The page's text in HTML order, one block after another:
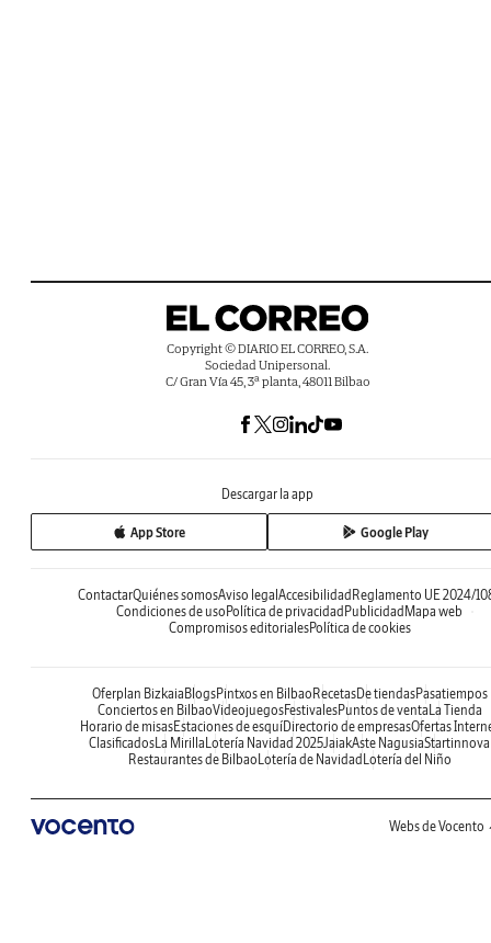
Copyright © DIARIO EL CORREO, S.A.
Sociedad Unipersonal.
C/ Gran Vía 45, 3ª planta, 48011 Bilbao
Descargar la app
App Store Google Play
ContactarQuiénes somosAviso legal Accesibilidad Reglamento UE 2024/
Condiciones de uso Política de privacidad Publicidad Mapa web
Compromisos editorialesPolítica de cookies
Oferplan Bizkaia BlogsPintxos en Bilbao RecetasDe tiendasPasatiempos
Conciertos en BilbaoVideojuegosFestivalesPuntos de venta La Tienda
Horario de misasEstaciones de esquíDirectorio de empresasOfertas
ClasificadosLa Mirilla Lotería Navidad 2025JaiakAste NagusiaStartinnova
Restaurantes de Bilbao Lotería de Navidad Lotería del Niño
Webs de Vocento